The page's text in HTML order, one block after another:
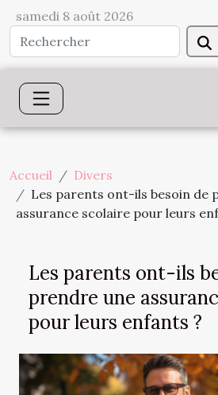
samedi 8 août 2026
Accueil
Divers
Les parents ont-ils besoin de
assurance scolaire pour leurs
Les parents ont-ils
prendre une
pour leurs enfants ?